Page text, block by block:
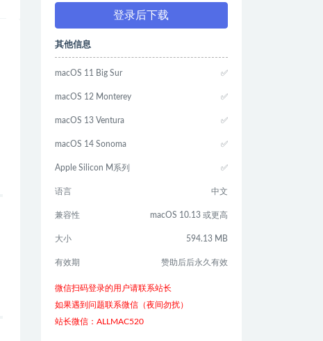
登录后下载
其他信息
macOS 11 Big Sur ✅
macOS 12 Monterey ✅
macOS 13 Ventura ✅
macOS 14 Sonoma ✅
Apple Silicon M系列 ✅
语言 中文
兼容性 macOS 10.13 或更高
大小 594.13 MB
有效期 赞助后后永久有效
微信扫码登录的用户请联系站长
如果遇到问题联系微信（夜间勿扰）
站长微信：ALLMAC520